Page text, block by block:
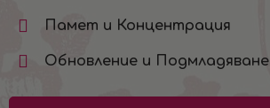
Памет и Концентрация
Обновление и Подмладяване